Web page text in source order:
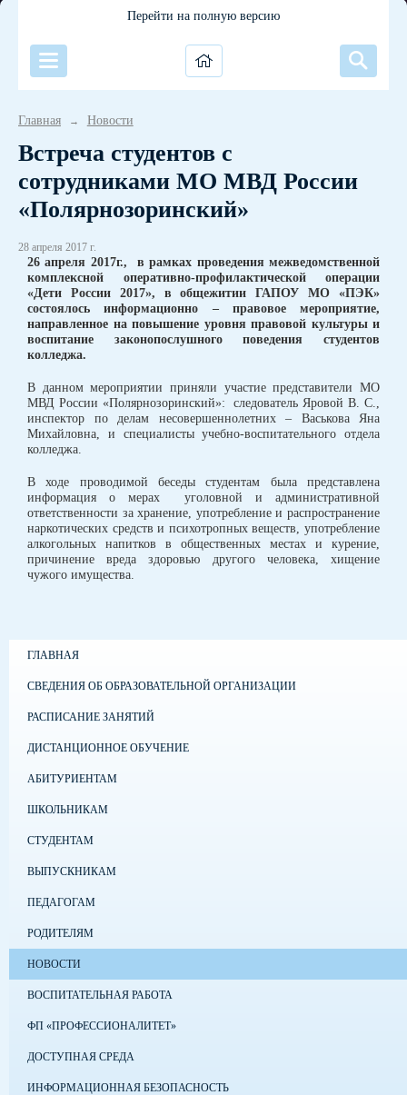
Перейти на полную версию
Главная → Новости
Встреча студентов с
сотрудниками МО МВД России
«Полярнозоринский»
28 апреля 2017 г.
26 апреля 2017г., в рамках проведения межведомственной
комплексной оперативно-профилактической операции
«Дети России 2017», в общежитии ГАПОУ МО «ПЭК»
состоялось информационно – правовое мероприятие,
направленное на повышение уровня правовой культуры и
воспитание законопослушного поведения студентов
колледжа.
В данном мероприятии приняли участие представители МО
МВД России «Полярнозоринский»: следователь Яровой В. С.,
инспектор по делам несовершеннолетних – Васькова Яна
Михайловна, и специалисты учебно-воспитательного отдела
колледжа.
В ходе проводимой беседы студентам была представлена
информация о мерах уголовной и административной
ответственности за хранение, употребление и распространение
наркотических средств и психотропных веществ, употребление
алкогольных напитков в общественных местах и курение,
причинение вреда здоровью другого человека, хищение
чужого имущества.
ГЛАВНАЯ
СВЕДЕНИЯ ОБ ОБРАЗОВАТЕЛЬНОЙ ОРГАНИЗАЦИИ
РАСПИСАНИЕ ЗАНЯТИЙ
ДИСТАНЦИОННОЕ ОБУЧЕНИЕ
АБИТУРИЕНТАМ
ШКОЛЬНИКАМ
СТУДЕНТАМ
ВЫПУСКНИКАМ
ПЕДАГОГАМ
РОДИТЕЛЯМ
НОВОСТИ
ВОСПИТАТЕЛЬНАЯ РАБОТА
ФП «ПРОФЕССИОНАЛИТЕТ»
ДОСТУПНАЯ СРЕДА
ИНФОРМАЦИОННАЯ БЕЗОПАСНОСТЬ